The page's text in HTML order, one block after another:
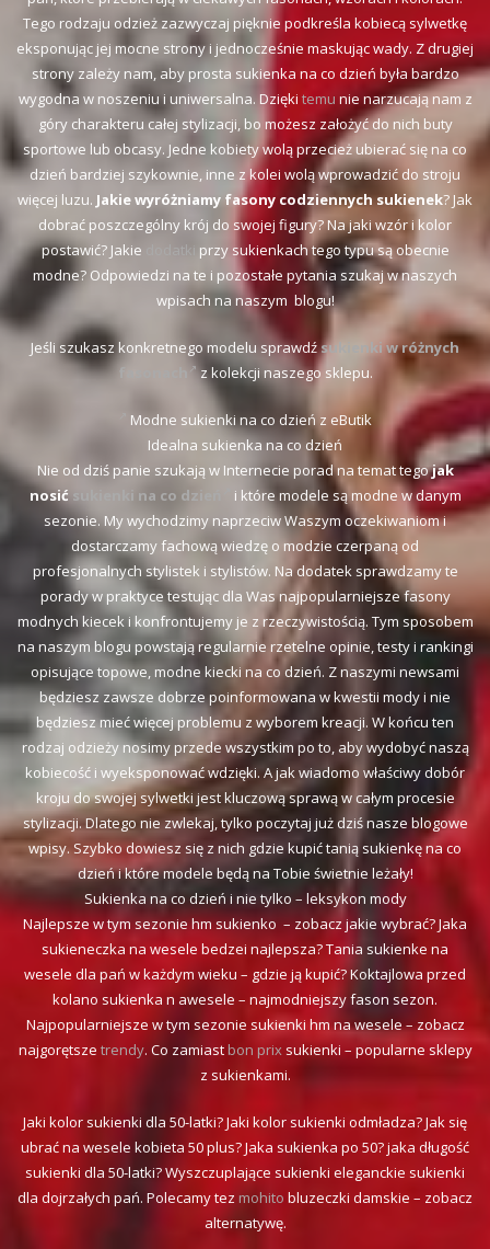
Tego rodzaju odzież zazwyczaj pięknie podkreśla kobiecą sylwetkę
eksponując jej mocne strony i jednocześnie maskując wady. Z drugiej
strony zależy nam, aby prosta sukienka na co dzień była bardzo
wygodna w noszeniu i uniwersalna. Dzięki temu nie narzucają nam z
góry charakteru całej stylizacji, bo możesz założyć do nich buty
sportowe lub obcasy. Jedne kobiety wolą przecież ubierać się na co
dzień bardziej szykownie, inne z kolei wolą wprowadzić do stroju
więcej luzu. Jakie wyróżniamy fasony codziennych sukienek? Jak
dobrać poszczególny krój do swojej figury? Na jaki wzór i kolor
postawić? Jakie
dodatki przy sukienkach tego typu są obecnie
modne? Odpowiedzi na te i pozostałe pytania szukaj w naszych
wpisach na naszym blogu!
Jeśli szukasz konkretnego modelu sprawdźsukienki w różnych
fasonach z kolekcji naszego sklepu.
Modne sukienki na co dzień z eButik
Idealna sukienka na co dzień
Nie od dziś panie szukają w Internecie porad na temat tegojak
nosić sukienki na co dzień
i które modele są modne w danym
sezonie. My wychodzimy naprzeciw Waszym oczekiwaniom i
dostarczamy fachową wiedzę o modzie czerpaną od
profesjonalnych stylistek i stylistów. Na dodatek sprawdzamy te
porady w praktyce testując dla Was najpopularniejsze fasony
modnych kiecek i konfrontujemy je z rzeczywistością. Tym sposobem
na naszym blogu powstają regularnie rzetelne opinie, testy i rankingi
opisujące topowe, modne kiecki na co dzień. Z naszymi newsami
będziesz zawsze dobrze poinformowana w kwestii mody i nie
będziesz mieć więcej problemu z wyborem kreacji. W końcu ten
rodzaj odzieży nosimy przede wszystkim po to, aby wydobyć naszą
kobiecość i wyeksponować wdzięki. A jak wiadomo właściwy dobór
kroju do swojej sylwetki jest kluczową sprawą w całym procesie
stylizacji. Dlatego nie zwlekaj, tylko poczytaj już dziś nasze blogowe
wpisy. Szybko dowiesz się z nich gdzie kupić tanią sukienkę na co
dzień i które modele będą na Tobie świetnie leżały!
Sukienka na co dzień i nie tylko – leksykon mody
Najlepsze w tym sezonie hm sukienko – zobacz jakie wybrać? Jaka
sukieneczka na wesele bedzei najlepsza? Tania sukienke na
wesele dla pań w każdym wieku – gdzie ją kupić? Koktajlowa przed
kolano sukienka n awesele – najmodniejszy fason sezon.
Najpopularniejsze w tym sezonie sukienki hm na wesele – zobacz
najgorętsze trendy. Co zamiast bon prixsukienki – popularne sklepy
z sukienkami.
Jaki kolor sukienki dla 50-latki? Jaki kolor sukienki odmładza? Jak się
ubrać na wesele kobieta 50 plus? Jaka sukienka po 50? jaka długość
sukienki dla 50-latki? Wyszczuplające sukienki eleganckie sukienki
dla dojrzałych pań. Polecamy tez mohito bluzeczki damskie – zobacz
alternatywę.